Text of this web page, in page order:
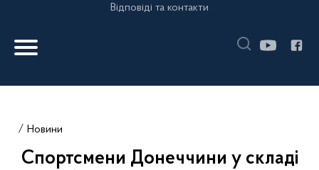
Відповіді та контакти
Новини
Спортсмени Донеччини у складі